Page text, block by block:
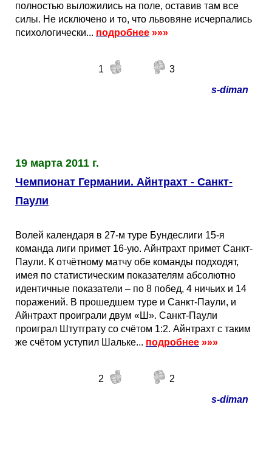
полностью выложились на поле, оставив там все
силы. Не исключено и то, что львовяне исчерпались
психологически... подробнее »»»
1
3
s-diman
19 марта 2011 г.
Чемпионат Германии. Айнтрахт - Санкт-
Паули
Волей календаря в 27-м туре Бундеслиги 15-я
команда лиги примет 16-ую. Айнтрахт примет Санкт-
Паули. К отчётному матчу обе команды подходят,
имея по статистическим показателям абсолютно
идентичные показатели – по 8 побед, 4 ничьих и 14
поражений. В прошедшем туре и Санкт-Паули, и
Айнтрахт проиграли двум «Ш». Санкт-Паули
проиграл Штутграту со счётом 1:2. Айнтрахт с таким
же счётом уступил Шальке... подробнее »»»
2
2
s-diman